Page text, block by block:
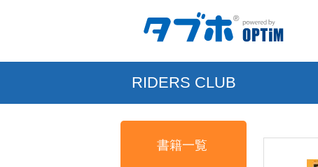
RIDERS CLUB
書籍一覧